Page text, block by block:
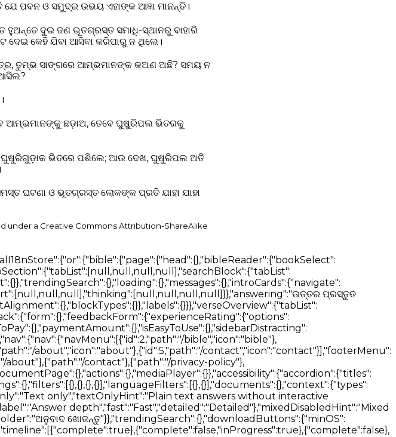
ପବନ ଓ ସମୁଦ୍ର ଉଭୟ ଏହାଙ୍କ ଆଜ୍ଞା ମାନନ୍ତି।
ଦୁଇ ଜଣ ଭୂତଗ୍ରସ୍ତ ସମାଧି-ସ୍ଥାନରୁ ବାହାରି
ଦେଇ କେହି ଯିବା ଆସିବା କରିପାରୁ ନ ଥିଲେ।
ତୁମ୍ଭ ସାଙ୍ଗରେ ଆମ୍ଭମାନଙ୍କ କଅଣ ଅଛି? ସମୟ ନ
ଆମ୍ଭମାନଙ୍କୁ ଛଡ଼ାଅ, ତେବେ ଘୁଷୁରିପଲ ଭିତରକୁ
ଘୁଷୁରିଗୁଡ଼ାକ ଭିତରେ ପଶିଲେ; ଆଉ ଦେଖ, ଘୁଷୁରିପଲ ଅତି
ଘଟଣା ଓ ଭୂତଗ୍ରସ୍ତ ଲୋକଙ୍କ ପ୍ରତି ଯାହା ଯାହା
under a Creative Commons Attribution-ShareAlike
The Most Advanced Bible Search Engine","logo":{"title":"Bible AI Search Engine Logo"},"betaTag":"Beta","input":{"placeholder":"Ask Bible AI"},"translationSelector":{"title":"Translation","selectTranslationInput":{"placeholder":"Select Translation"}},"trendingSearch":{"title":"Explore Trending Searches"},"loading":{"articles":"Loading Articles","books":"Loading Books"},"answering":"Drafting answer…","messages":{"searchError":"An error occurred. Please try again"},"introCards":{"navigate":{"title":"Navigate the bible using {type}","text":"Go to Matthew 1","inputTypes":{"text":"text","voice":"your voice"}},"question":{"title":"Ask any question relevant to the Bible","text":"Who is Jesus and why did he die?"},"goToVerse":{"title":"Go directly to the verses","text":"Click on assistant responses to navigate the Bible"},"selectVerse":{"title":"Select a verse to begin","text":"Click on a verse to show a detailed overview of it"}},"assistant":{"messages":{"error":"Sorry an error occurred, let me try again","cannotCompleteQueryError":"Unable to complete your query, please try again later.","start":["Hi, how can I help?","What's on your mind?","What's your question?"],"thinking":["Thank you. Let me think about that.","I will look for an answer for you.","Great question, give me a few seconds to find the answer","Sure thing. I'll find an answer for you."]}}},"notes":{"addNote":"Add Note","addNoteTitle":"Bible Note","noteTagsTitle":"Note Tags","autosaveMessage":"Notes autosave","firstNoteMessage":"Add your first note","noteTitleInput":"Note title","tagInputPlaceholder":"Press ENTER to add a new tag","editorInputPlaceholderText":"Type your note here...","loginCard":{"text":"To view your Notes, please login or register"},"btn":{"cancel":"Close","edit":"Edit","delete":"Delete"},"messages":{"addNoteTitleError":"Cannot add a note without a title"},"dropdown":{"textFormat":{"normal":"Normal","largeHeading":"Large Heading","smallHeading":"Small Heading","bulletList":"Bullet List","numberedList":"Numbered List","quote":"Quote","codeBlock":"Code Block"},"textAlignment":{"buttonLabel":"Formatting options for text alignment","leftAlign":"Left Align","centerAlign":"Center Align","rightAlign":"Right Align","justifyAlign":"Justify Align","startAlign":"Start Align","endAlign":"End Align","outdent":"Outdent","indent":"Indent"},"blockTypes":{"paragraph":"Normal","h1":"Large Heading","h2":"Small Heading","h3":"Heading","h4":"Heading","h5":"Heading","ol":"Numbered List","ul":"Bulleted List","quote":"Quote","code":"Code Block"}},"labels":{"undo":"Undo","redo":"Redo","formatBold":"Format Bold","formatItalic":"Format Italics","formatUnderline":"Format Underline","formatStrikethrough":"Format Strikethrough","insertLink":"Insert Link","formattingOptions":"Formatting Options","codeLanguage":"Select Code Language"}}},"verseOverview":{"tabList":["Overview","Media","Dictionary","Commentary"],"lowQualityMessage":"The below results may not contain direct answers to your selected verse.","noVerseCommentaryMessage":"No Commentary found for the selected verse. Please try selecting a wider range of verses.","noVerseDictionaryMessage":"No Dictionary definitions found for the selected verse. Please try selecting a wider range of verses.","noVerseMediaMessage":"No Media found for the selected verse. Please try selecting a wider range of verses.","loading":{"commentary":"Loading Commentary","dictionary":"Loading Dictionary"},"dictionaries":"Dictionaries","encyclopedias":"Encyclopedias"},"bibleSelectorTitles":{"books":"Books","chapters":"Chapters","verses":"Verses"},"swipeNavigation":{"prev":"Prev","swipe":"SWIPE","next":"Next"},"betaFeedback":{"title":"Beta Feedback","description":"We are constantly improving our Bible AI. Please share your feedback with us.","form":{"title":"Beta Feedback Form"},"feedbackForm":{"description":" ","experienceRating":{"title":"How would you rate your Bible experience so far?","options":["1 - Poor","2 - Fair","3 - Good","4 - Very Good","5 - Excellent"]},"readingMeans":{"title":"What is your primary method of reading the Bible?","options":["Digitally (Bible apps)","Physi